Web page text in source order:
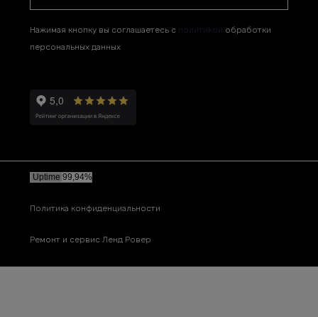
Нажимая кнопку вы соглашаетесь с политикой обработки
персональных данных
Политика конфиденциальности
Ремонт и сервис Ленд Ровер